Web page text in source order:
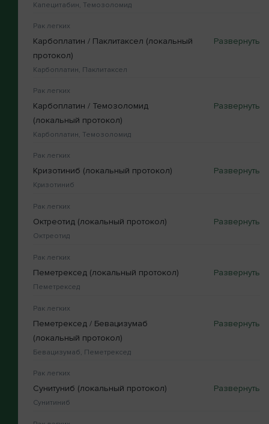
Капецитабин, Темозоломид
Рак легких
Карбоплатин / Паклитаксел (локальный
протокол)
Карбоплатин, Паклитаксел
Рак легких
Карбоплатин / Темозоломид
(локальный протокол)
Карбоплатин, Темозоломид
Рак легких
Кризотиниб (локальный протокол)
Кризотиниб
Рак легких
Октреотид (локальный протокол)
Октреотид
Рак легких
Пеметрексед (локальный протокол)
Пеметрексед
Рак легких
Пеметрексед / Бевацизумаб
(локальный протокол)
Бевацизумаб, Пеметрексед
Рак легких
Сунитуниб (локальный протокол)
Сунитиниб